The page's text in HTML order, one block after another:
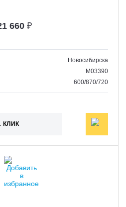
660 ₽
Новосибирска
M03390
600/870/720
КЛИК